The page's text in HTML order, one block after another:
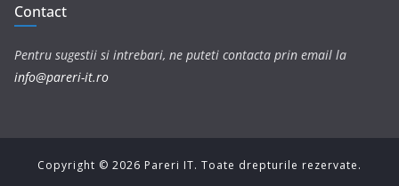
Contact
Pentru sugestii si intrebari, ne puteti contacta prin email la
info@pareri-it.ro
Copyright © 2026 Pareri IT. Toate drepturile rezervate.